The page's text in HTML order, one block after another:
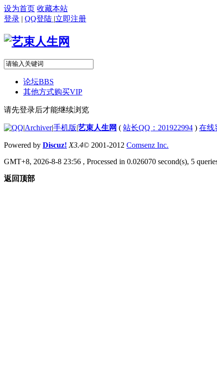
设为首页 收藏本站
登录 | QQ登陆 |立即注册
论坛BBS
其他方式购买VIP
请先登录后才能继续浏览
|Archiver|手机版|艺束人生网 ( 站长QQ：201922994 ) 在线
Powered by Discuz! X3.4© 2001-2012 Comsenz Inc.
GMT+8, 2026-8-8 23:56 , Processed in 0.026070 second(s), 5
返回顶部